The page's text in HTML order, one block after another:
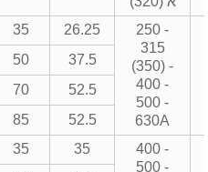
35 26.25
250 -
315
(350) -
400 -
500 -
630A
50
37.5
70
52.5
85 52.5
35 35
400 -
500 -